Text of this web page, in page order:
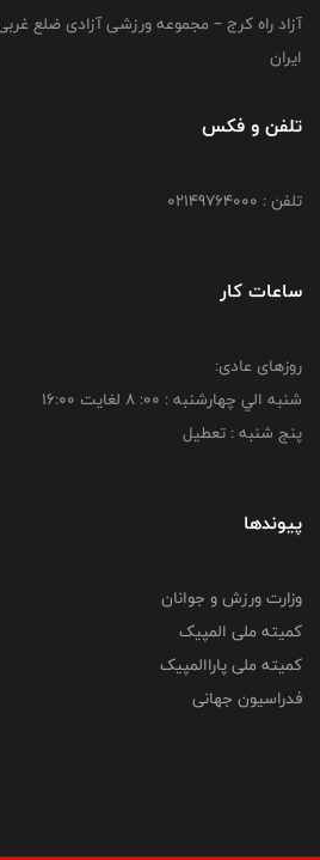
آزاد راه کرج – مجموعه ورزشی آزادی ضلع
ایران
تلفن و فکس
تلفن : 02149764000
ساعات کار
روزهای عادی:
شنبه الي چهارشنبه : 00: 8 لغايت 16:00
پنج شنبه : تعطیل
پیوندها
وزارت ورزش و جوانان
کمیته ملی المپیک
کمیته ملی پاراالمپیک
فدراسیون جهانی